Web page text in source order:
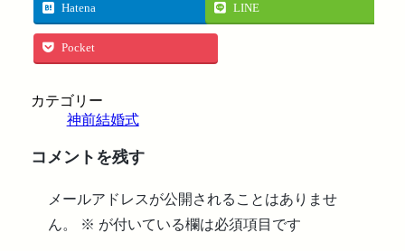
Hatena LINE
Pocket
カテゴリー
神前結婚式
コメントを残す
メールアドレスが公開されることはありませ
ん。
※ が付いている欄は必須項目です